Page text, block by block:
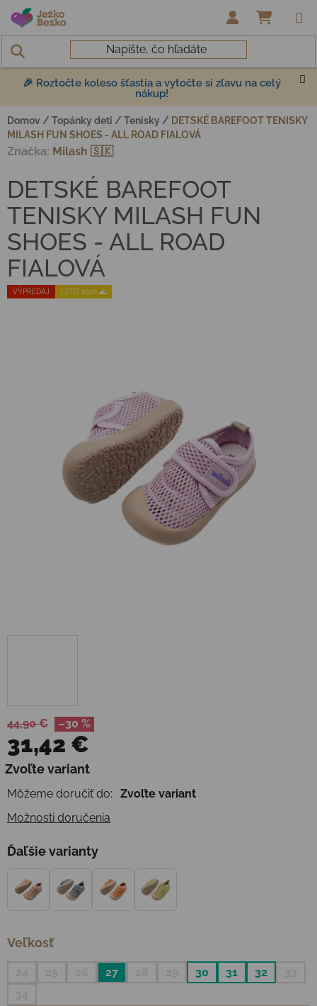
Prejsť na obsah
🎉 Roztočte koleso šťastia a vytočte si zľavu na celý
nákup!
Domov / Topánky deti / Tenisky / DETSKÉ BAREFOOT TENISKY
MILASH FUN SHOES - ALL ROAD FIALOVÁ
44,90 € –30 %
31,42 €
Jednotková cena:
Zvoľte variant
Môžeme doručiť do:
Zvoľte variant
Možnosti doručenia
Ďaľšie varianty
Veľkosť
27 30 31 32
VÝPREDAJ LETO 2026 🌊
DETSKÉ BAREFOOT
TENISKY MILASH FUN
SHOES - ALL ROAD
FIALOVÁ
Značka: Milash 🇸🇰